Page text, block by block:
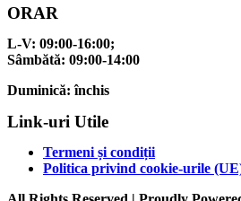
ORAR
L-V: 09:00-16:00;
Sâmbătă: 09:00-14:00
Duminică: închis
Link-uri Utile
Termeni și condiții
Politica privind cookie-urile